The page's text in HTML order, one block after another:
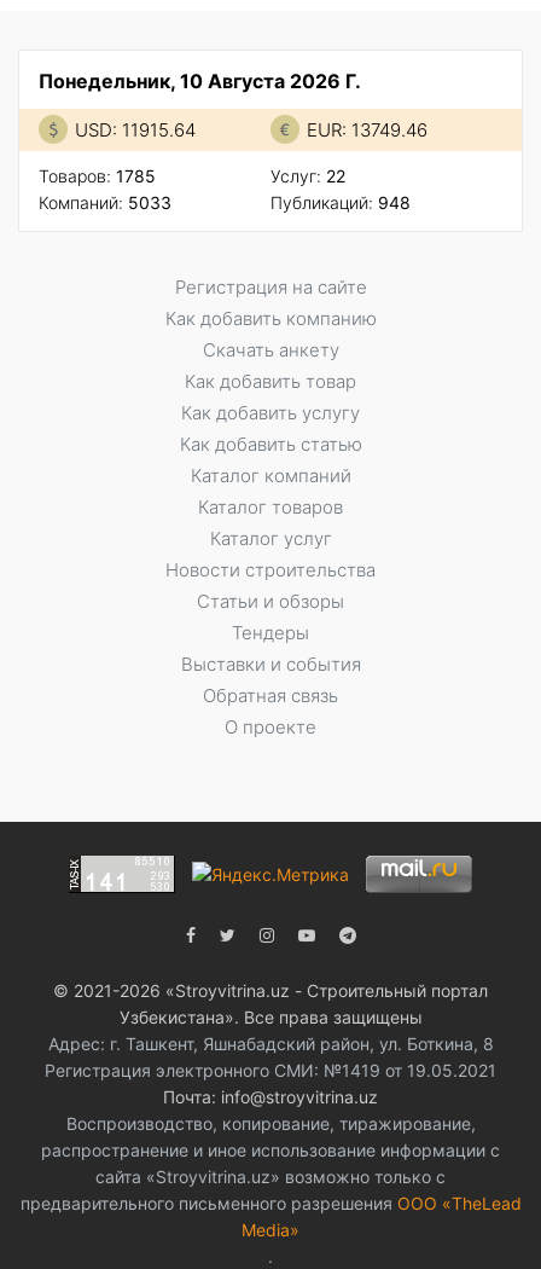
Понедельник, 10 Августа 2026 Г.
USD: 11915.64 EUR: 13749.46
Товаров: 1785
Компаний: 5033
Услуг: 22
Публикаций: 948
Регистрация на сайте
Как добавить компанию
Скачать анкету
Как добавить товар
Как добавить услугу
Как добавить статью
Каталог компаний
Каталог товаров
Каталог услуг
Новости строительства
Статьи и обзоры
Тендеры
Выставки и события
Обратная связь
О проекте
© 2021-2026 «Stroyvitrina.uz - Строительный портал
Узбекистана». Все права защищены
Адрес: г. Ташкент, Яшнабадский район, ул. Боткина, 8
Регистрация электронного СМИ: №1419 от 19.05.2021
Почта: info@stroyvitrina.uz
Воспроизводство, копирование, тиражирование,
распространение и иное использование информации с
сайта «Stroyvitrina.uz» возможно только с
предварительного письменного разрешения ООО «TheLead
Media»
.